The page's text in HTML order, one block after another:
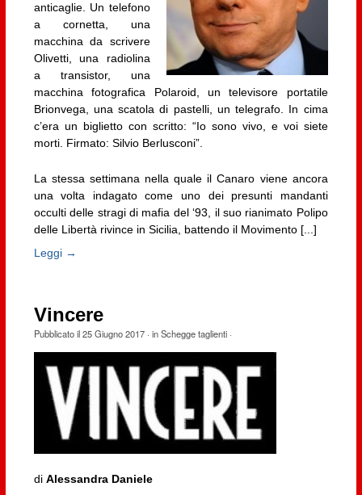
anticaglie. Un telefono
a cornetta, una
macchina da scrivere
Olivetti, una radiolina
a transistor, una
macchina fotografica Polaroid, un televisore portatile
Brionvega, una scatola di pastelli, un telegrafo. In cima
c’era un biglietto con scritto: “Io sono vivo, e voi siete
morti. Firmato: Silvio Berlusconi”.
La stessa settimana nella quale il Canaro viene ancora
una volta indagato come uno dei presunti mandanti
occulti delle stragi di mafia del ‘93, il suo rianimato Polipo
delle Libertà rivince in Sicilia, battendo il Movimento [...]
Leggi →
Vincere
Pubblicato il25 Giugno 2017· inSchegge taglienti·
di Alessandra Daniele